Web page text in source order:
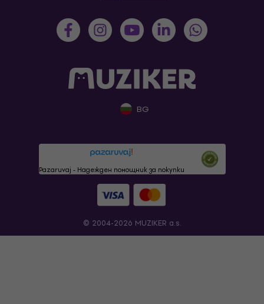
BG
Pazaruvaj - Надежден помощник за покупки
© 2004-2026 MUZIKER a.s.